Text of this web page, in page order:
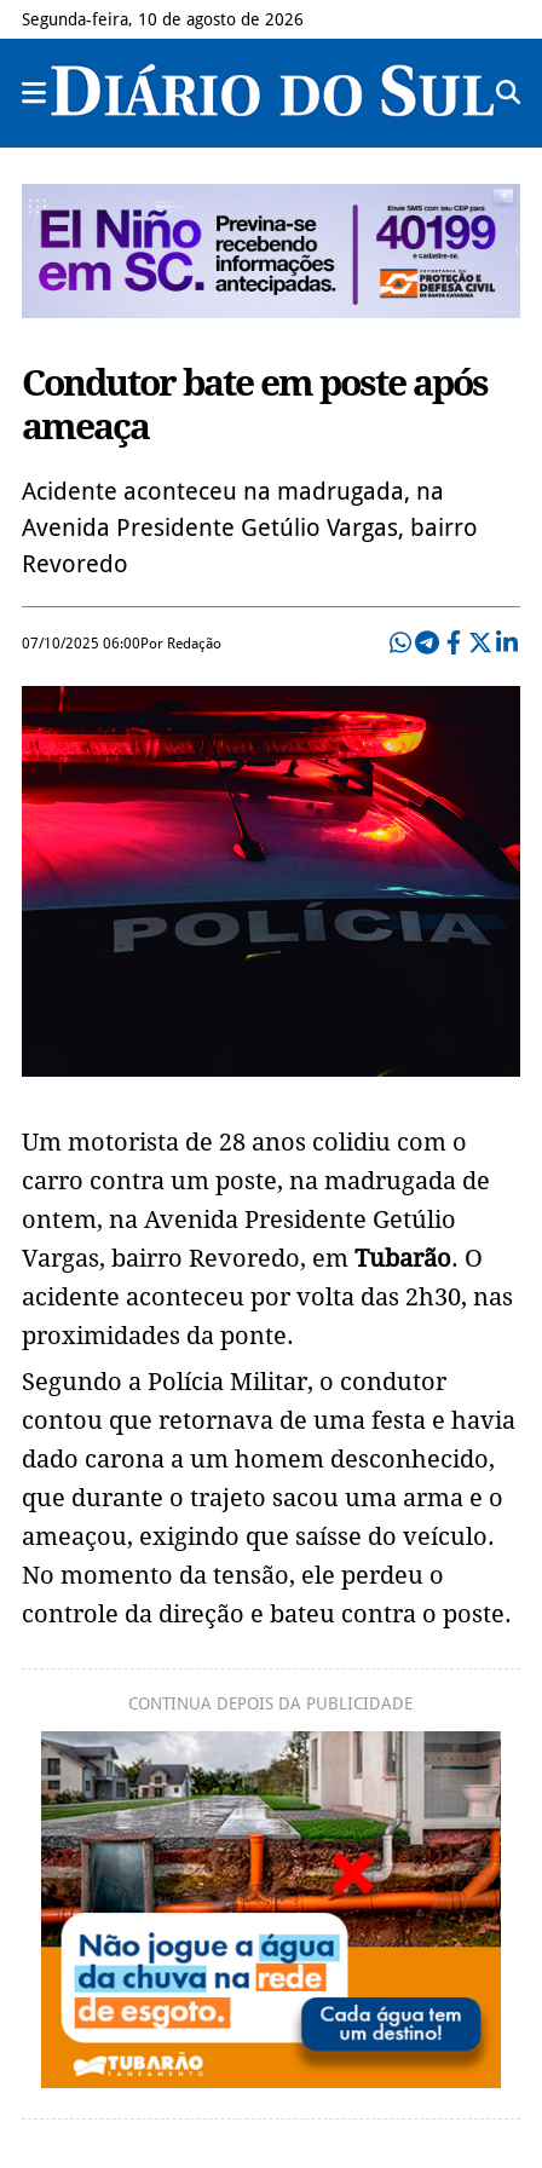
Segunda-feira, 10 de agosto de 2026
Condutor bate em poste após
ameaça
Acidente aconteceu na madrugada, na
Avenida Presidente Getúlio Vargas, bairro
Revoredo
07/10/2025 06:00Por Redação
Um motorista de 28 anos colidiu com o
carro contra um poste, na madrugada de
ontem, na Avenida Presidente Getúlio
Vargas, bairro Revoredo, em Tubarão. O
acidente aconteceu por volta das 2h30, nas
proximidades da ponte.
Segundo a Polícia Militar, o condutor
contou que retornava de uma festa e havia
dado carona a um homem desconhecido,
que durante o trajeto sacou uma arma e o
ameaçou, exigindo que saísse do veículo.
No momento da tensão, ele perdeu o
controle da direção e bateu contra o poste.
CONTINUA DEPOIS DA PUBLICIDADE